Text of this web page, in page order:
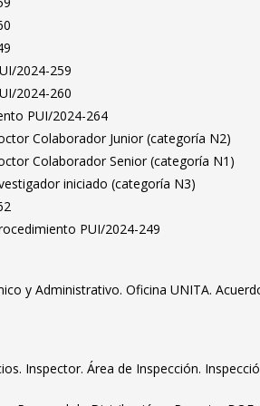
2024-259
2024-260
PUI/2024-264
Colaborador Junior (categoría N2)
Colaborador Senior (categoría N1)
iniciado (categoría N3)
PUI/2024-249
y Administrativo. Oficina UNITA.
Inspector. Área de Inspección.